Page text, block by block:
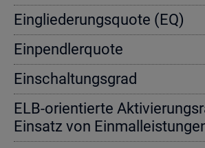
Ein­glie­de­rungs­quo­te (EQ)
Ein­pend­ler­quo­te
Ein­schal­tungs­grad
ELB-ori­en­tier­te
Ein­satz von